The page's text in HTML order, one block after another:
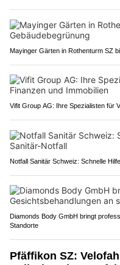
Mayinger Gärten in Rothenturm SZ
Vifit Group AG: Ihre Spezialisten für
Notfall Sanitär Schweiz: Schnelle
Diamonds Body GmbH bringt
Standorte
Pfäffikon SZ: